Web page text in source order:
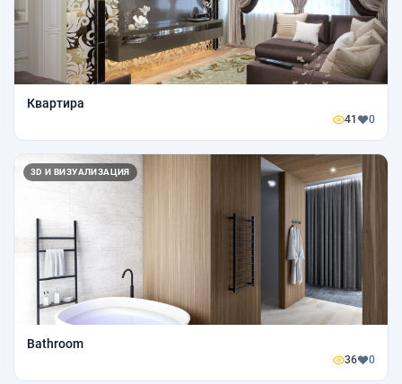
Квартира
41 0
3D И ВИЗУАЛИЗАЦИЯ
Bathroom
36 0